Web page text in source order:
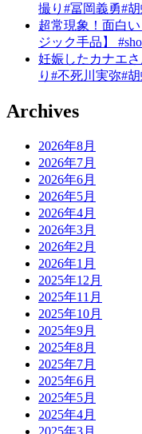
撮り#冨岡義勇#
超常現象！面白
ジック手品】
妊娠したカナエ
り#不死川実弥#
Archives
2026年8月
2026年7月
2026年6月
2026年5月
2026年4月
2026年3月
2026年2月
2026年1月
2025年12月
2025年11月
2025年10月
2025年9月
2025年8月
2025年7月
2025年6月
2025年5月
2025年4月